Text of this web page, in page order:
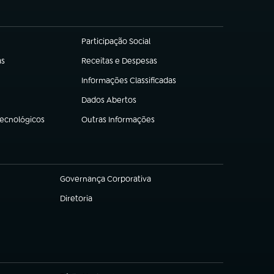
Participação Social
(abre em nova aba)
Receitas e Despesas
(abre em nova aba)
Informações Classificadas
(abre em nova aba)
Dados Abertos
(abre em nova aba)
Outras Informações
(abre em nova aba)
Governança Corporativa
(abre em nova aba)
Diretoria
(abre em nova aba)